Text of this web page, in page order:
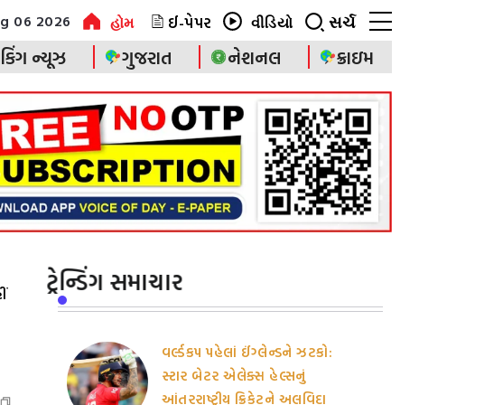
06 2026 હોમ ઈ-પેપર વીડિયો સર્ચ
ન્યૂઝ ગુજરાત નેશનલ ક્રાઇમ
ટ્રેન્ડિંગ સમાચાર
વર્લ્ડકપ પહેલાં ઈંગ્લેન્ડને ઝટકો:
સ્ટાર બેટર એલેક્સ હેલ્સનું
આંતરરાષ્ટ્રીય ક્રિકેટને અલવિદા